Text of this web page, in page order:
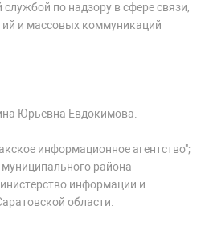
по надзору в сфере связи,
и массовых коммуникаций
Юрьевна Евдокимова.
информационное агентство";
района
информации и
области.